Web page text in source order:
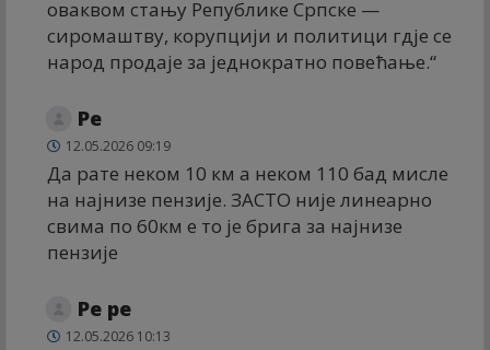
оваквом стању Републике Српске —
сиромаштву, корупцији и политици гдје се
народ продаје за једнократно повећање.“
Ре
12.05.2026 09:19
Да рате неком 10 км а неком 110 бад мисле
на најнизе пензије. ЗАСТО није линеарно
свима по 60км е то је брига за најнизе
пензије
Ре ре
12.05.2026 10:13